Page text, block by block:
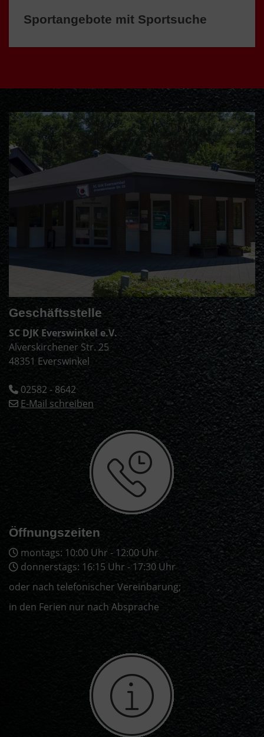
Sportangebote mit Sportsuche
Geschäftsstelle
SC DJK Everswinkel e.V.
Alverskirchener Str. 25
48351 Everswinkel
02582 - 8642
E-Mail schreiben
Öffnungszeiten
montags: 10:00 Uhr - 12:00 Uhr
donnerstags: 16:15 Uhr - 17:30 Uhr
oder nach telefonischer Vereinbarung;
in den Ferien nur nach Absprache